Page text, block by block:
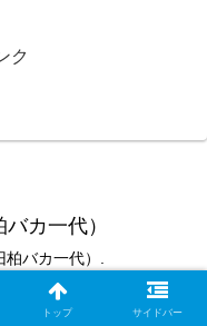
ク
カ一代）
バカ一代）.
トップ サイドバー